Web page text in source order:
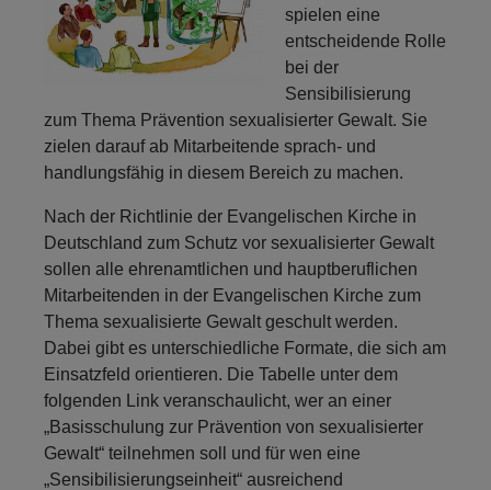
spielen eine
entscheidende Rolle
bei der
Sensibilisierung
zum Thema Prävention sexualisierter Gewalt. Sie
zielen darauf ab Mitarbeitende sprach- und
handlungsfähig in diesem Bereich zu machen.
Nach der Richtlinie der Evangelischen Kirche in
Deutschland zum Schutz vor sexualisierter Gewalt
sollen alle ehrenamtlichen und hauptberuflichen
Mitarbeitenden in der Evangelischen Kirche zum
Thema sexualisierte Gewalt geschult werden.
Dabei gibt es unterschiedliche Formate, die sich am
Einsatzfeld orientieren. Die Tabelle unter dem
folgenden Link veranschaulicht, wer an einer
„Basisschulung zur Prävention von sexualisierter
Gewalt“ teilnehmen soll und für wen eine
„Sensibilisierungseinheit“ ausreichend